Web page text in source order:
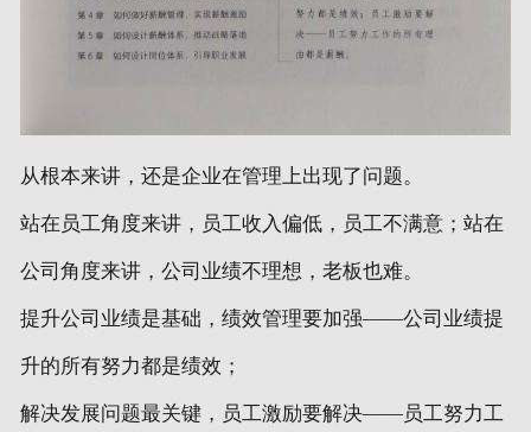
从根本来讲，还是企业在管理上出现了问题。
站在员工角度来讲，员工收入偏低，员工不满意；站在
公司角度来讲，公司业绩不理想，老板也难。
提升公司业绩是基础，绩效管理要加强——公司业绩提
升的所有努力都是绩效；
解决发展问题最关键，员工激励要解决——员工努力工